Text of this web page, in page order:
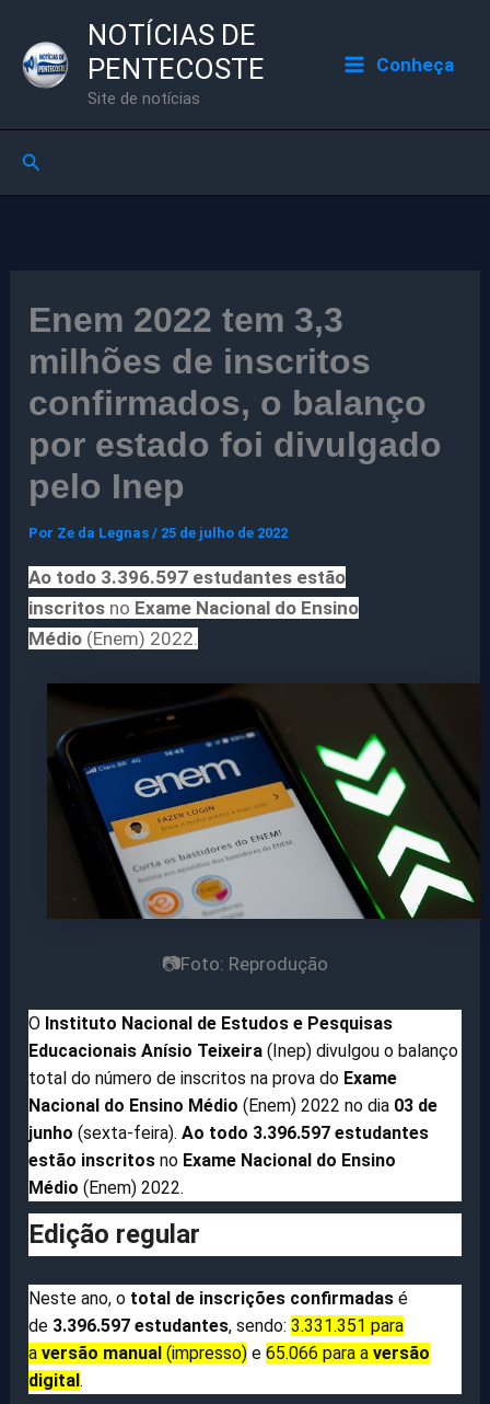
para
NOTÍCIAS DE
PENTECOSTE
Site de notícias
Conheça
Pesquisar
Enem 2022 tem 3,3
milhões de inscritos
confirmados, o balanço
por estado foi divulgado
pelo Inep
Por Ze da Legnas/ 25 de julho de 2022
Ao todo 3.396.597 estudantes estão
inscritos no Exame Nacional do Ensino
Médio (Enem) 2022.
📷Foto: Reprodução
O Instituto Nacional de Estudos e Pesquisas
Educacionais Anísio Teixeira (Inep) divulgou o balanço
total do número de inscritos na prova do Exame
Nacional do Ensino Médio (Enem) 2022 no dia 03 de
junho (sexta-feira).Ao todo 3.396.597 estudantes
estão inscritos no Exame Nacional do Ensino
Médio (Enem) 2022.
Edição regular
Neste ano, o total de inscrições confirmadas é
de 3.396.597 estudantes, sendo:3.331.351 para
aversão manual (impresso) e65.066 para aversão
digital.